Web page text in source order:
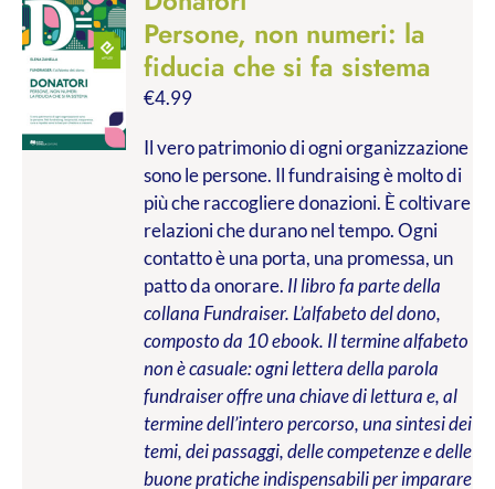
Persone, non numeri: la
fiducia che si fa sistema
€4.99
Il vero patrimonio di ogni organizzazione
sono le persone. Il fundraising è molto di
più che raccogliere donazioni. È coltivare
relazioni che durano nel tempo. Ogni
contatto è una porta, una promessa, un
patto da onorare. Il libro fa parte della
collana Fundraiser. L’alfabeto del dono,
composto da 10 ebook. Il termine alfabeto
non è casuale: ogni lettera della parola
fundraiser offre una chiave di lettura e, al
termine dell’intero percorso, una sintesi dei
temi, dei passaggi, delle competenze e delle
buone pratiche indispensabili per imparare